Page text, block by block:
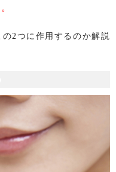
2つに作用するのか解説